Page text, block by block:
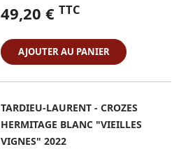
49,20 € TTC
AJOUTER AU PANIER
TARDIEU-LAURENT - CROZES
HERMITAGE BLANC "VIEILLES
VIGNES" 2022